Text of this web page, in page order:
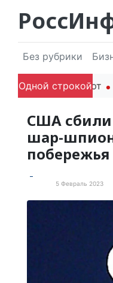
Без рубрики
Одной строкой
года впечатляют
США
шар-шпион
побережья
5 Февраль 2023